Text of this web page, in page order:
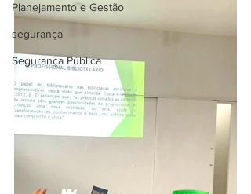
Planejamento e Gestão
segurança
Segurança Pública